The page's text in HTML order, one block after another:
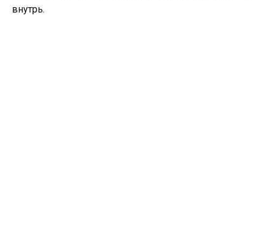
внутрь.